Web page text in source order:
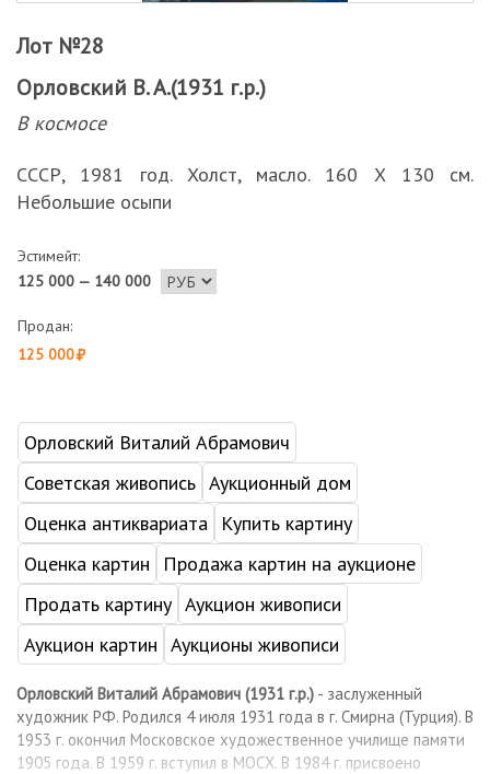
Лот №28
Орловский В. А.(1931 г.р.)
В космосе
СССР, 1981 год. Холст, масло. 160 Х 130 см.
Небольшие осыпи
Эстимейт:
125 000 — 140 000
Продан:
125 000
Орловский Виталий Абрамович
Советская живопись Аукционный дом
Оценка антиквариата
Купить картину
Оценка картин
Продажа картин на аукционе
Продать картину Аукцион живописи
Аукцион картин Аукционы живописи
Орловский Виталий Абрамович (1931 г.р.) - заслуженный
художник РФ. Родился 4 июля 1931 года в г. Смирна (Турция). В
1953 г. окончил Московское художественное училище памяти
1905 года. В 1959 г. вступил в МОСХ. В 1984 г. присвоено